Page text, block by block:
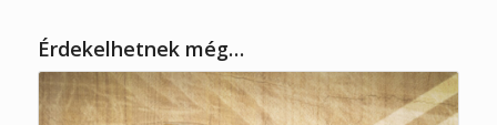
Érdekelhetnek még…